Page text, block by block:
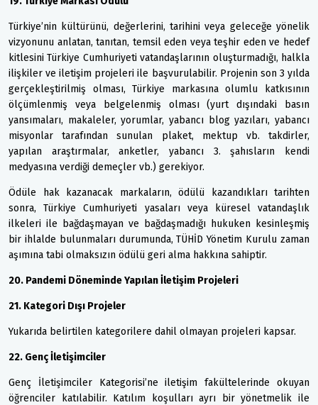
Türkiye’nin kültürünü, değerlerini, tarihini veya geleceğe yönelik
vizyonunu anlatan, tanıtan, temsil eden veya teşhir eden ve hedef
kitlesini Türkiye Cumhuriyeti vatandaşlarının oluşturmadığı, halkla
ilişkiler ve iletişim projeleri ile başvurulabilir. Projenin son 3 yılda
gerçekleştirilmiş olması, Türkiye markasına olumlu katkısının
ölçümlenmiş veya belgelenmiş olması (yurt dışındaki basın
yansımaları, makaleler, yorumlar, yabancı blog yazıları, yabancı
misyonlar tarafından sunulan plaket, mektup vb. takdirler,
yapılan araştırmalar, anketler, yabancı 3. şahısların kendi
medyasına verdiği demeçler vb.) gerekiyor.
Ödüle hak kazanacak markaların, ödülü kazandıkları tarihten
sonra, Türkiye Cumhuriyeti yasaları veya küresel vatandaşlık
ilkeleri ile bağdaşmayan ve bağdaşmadığı hukuken kesinleşmiş
bir ihlalde bulunmaları durumunda, TÜHİD Yönetim Kurulu zaman
aşımına tabi olmaksızın ödülü geri alma hakkına sahiptir.
20. Pandemi Döneminde Yapılan İletişim Projeleri
21. Kategori Dışı Projeler
Yukarıda belirtilen kategorilere dahil olmayan projeleri kapsar.
22. Genç İletişimciler
Genç İletişimciler Kategorisi’ne iletişim fakültelerinde okuyan
öğrenciler katılabilir. Katılım koşulları ayrı bir yönetmelik ile